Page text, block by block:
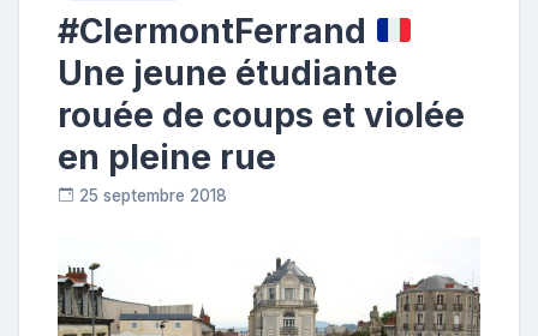
#ClermontFerrand
Une jeune étudiante
rouée de coups et violée
en pleine rue
25 septembre 2018
r